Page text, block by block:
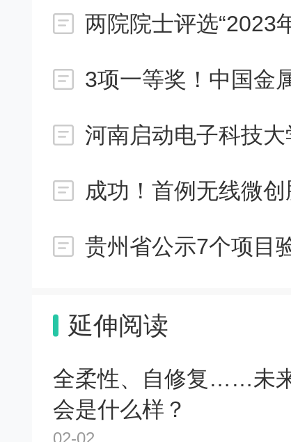
3项一等奖！中国金
河南启动电子科技大
成功！首例无线微创
贵州省公示7个项目
延伸阅读
全柔性、自修复……未
会是什么样？
02-02